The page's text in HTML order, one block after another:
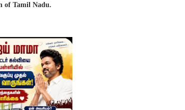
of Tamil Nadu.